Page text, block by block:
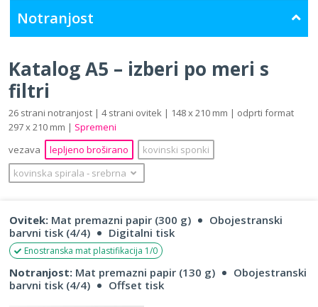
Notranjost
Katalog A5 – izberi po meri s
filtri
26 strani notranjost | 4 strani ovitek | 148 x 210 mm | odprti format
297 x 210 mm | Spremeni
vezava
lepljeno broširano
kovinski sponki
kovinska spirala ‐ srebrna
Ovitek: Mat premazni papir (300 g)
Obojestranski
barvni tisk (4/4)
Digitalni tisk
Enostranska mat plastifikacija 1/0
Notranjost: Mat premazni papir (130 g)
Obojestranski
barvni tisk (4/4)
Offset tisk